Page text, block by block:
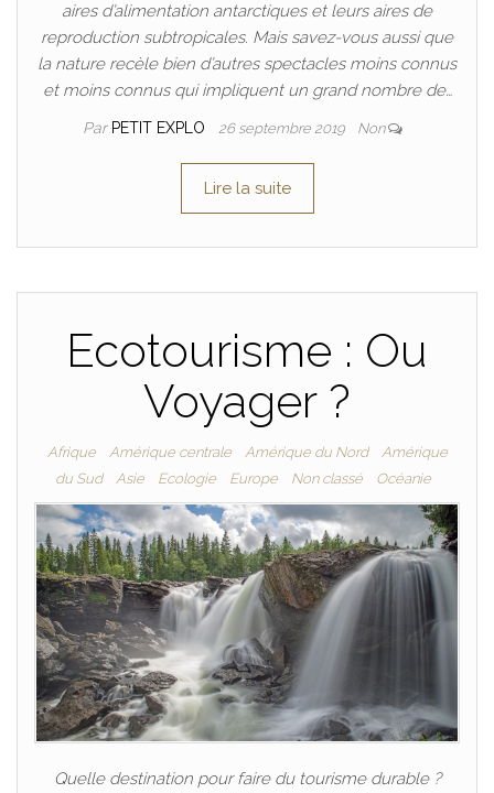
aires d’alimentation antarctiques et leurs aires de
reproduction subtropicales. Mais savez-vous aussi que
la nature recèle bien d’autres spectacles moins connus
et moins connus qui impliquent un grand nombre de…
Par PETIT EXPLO 26 septembre 2019 Non
Lire la suite
Ecotourisme : Ou
Voyager ?
Afrique Amérique centrale Amérique du Nord
Amérique
du Sud
Asie Ecologie Europe Non classé Océanie
Quelle destination pour faire du tourisme durable ?